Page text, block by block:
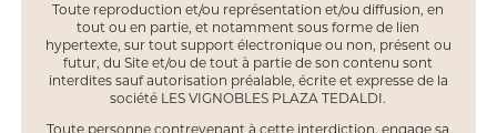
Toute reproduction et/ou représentation et/ou diffusion, en
tout ou en partie, et notamment sous forme de lien
hypertexte, sur tout support électronique ou non, présent ou
futur, du Site et/ou de tout à partie de son contenu sont
interdites sauf autorisation préalable, écrite et expresse de la
société LES VIGNOBLES PLAZA TEDALDI.
Toute personne contrevenant à cette interdiction, engage sa